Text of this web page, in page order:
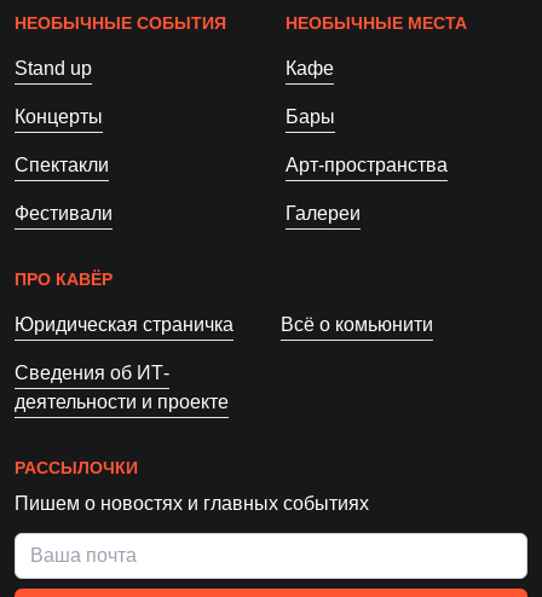
НЕОБЫЧНЫЕ СОБЫТИЯ
Stand up
Концерты
Спектакли
Фестивали
НЕОБЫЧНЫЕ МЕСТА
Кафе
Бары
Арт-пространства
Галереи
ПРО КАВЁР
Юридическая страничка Всё о комьюнити
Сведения об ИТ-
деятельности и проекте
РАССЫЛОЧКИ
Пишем о новостях и главных событиях